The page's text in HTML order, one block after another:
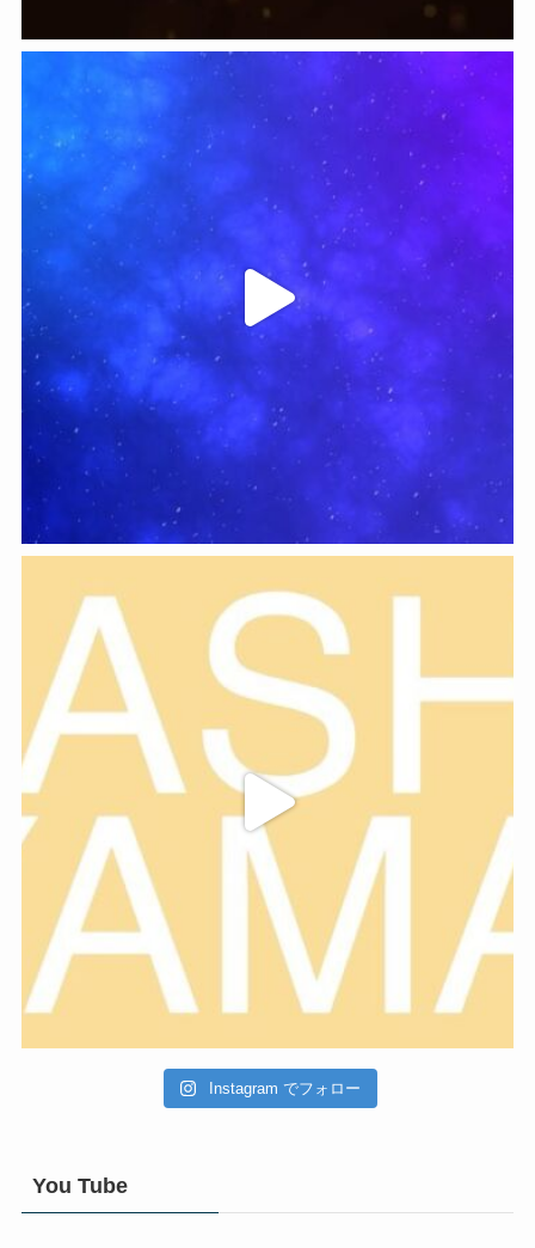
Instagram でフォロー
You Tube